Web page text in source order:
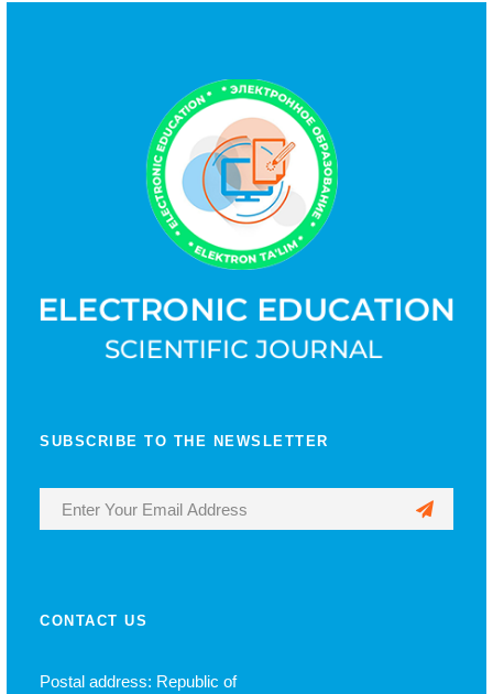
SUBSCRIBE TO THE NEWSLETTER
CONTACT US
Postal address: Republic of